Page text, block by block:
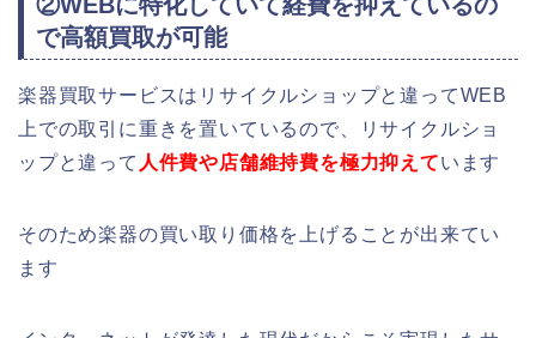
で高額買取が可能
楽器買取サービスはリサイクルショップと違ってWEB
上での取引に重きを置いているので、リサイクルショ
ップと違って 人件費や店舗維持費を極力抑えています
そのため楽器の買い取り価格を上げることが出来てい
ます